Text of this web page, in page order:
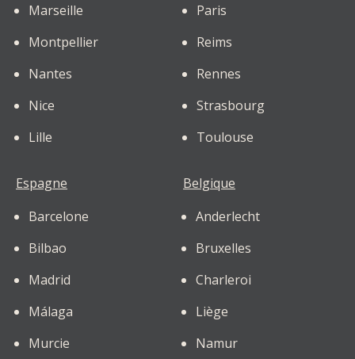
Marseille
Montpellier
Nantes
Nice
Lille
Paris
Reims
Rennes
Strasbourg
Toulouse
Espagne
Barcelone
Bilbao
Madrid
Málaga
Murcie
Belgique
Anderlecht
Bruxelles
Charleroi
Liège
Namur